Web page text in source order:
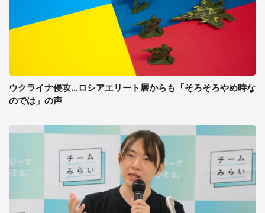
ウクライナ侵攻...ロシアエリート層からも「そろそろやめ時な
のでは」の声